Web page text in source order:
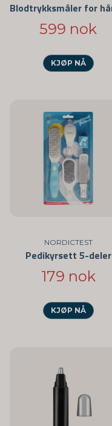
599 nok
KJØP NÅ
NORDICTEST
Pedikyrsett 5-deler
179 nok
KJØP NÅ